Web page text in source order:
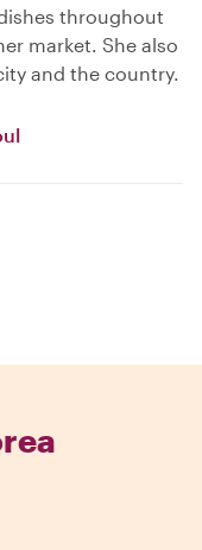
throughout
market. She also
and the country.